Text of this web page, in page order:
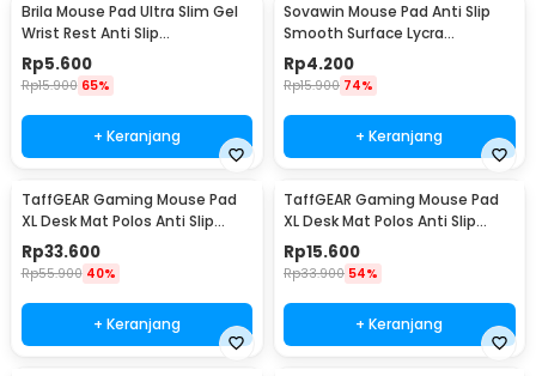
Motif Informatif dan Mudah Dibaca
mudah dibaca sehingga dapat digunakan sebagai referensi cepat
saat bekerja. Sangat cocok untuk pelajar, mahasiswa, desainer,
maupun profesional.
Rincian yang Anda dapatkan untuk pembelian produk ini:
1 x TaffGEAR Mouse Pad Keyboard Shortcut Anti Slip Desk Mat
600x300x3mm - MOS003
Brila Mouse Pad Ultra Slim Gel
Wrist Rest Anti Slip
200x235x10mm - B639
Rp5.600
Rp15.900 65%
+ Keranjang
Sovawin Mouse Pad Anti Slip
Smooth Surface Lycra
220x180x2mm - MP004
Rp4.200
Rp15.900 74%
+ Keranjang
TaffGEAR Gaming Mouse Pad
XL Desk Mat Polos Anti Slip
Waterproof 500x800x3mm -
MP001
Rp33.600
Rp55.900 40%
+ Keranjang
TaffGEAR Gaming Mouse Pad
XL Desk Mat Polos Anti Slip
Waterproof 300x600x3mm -
MP001
Rp15.600
Rp33.900 54%
+ Keranjang